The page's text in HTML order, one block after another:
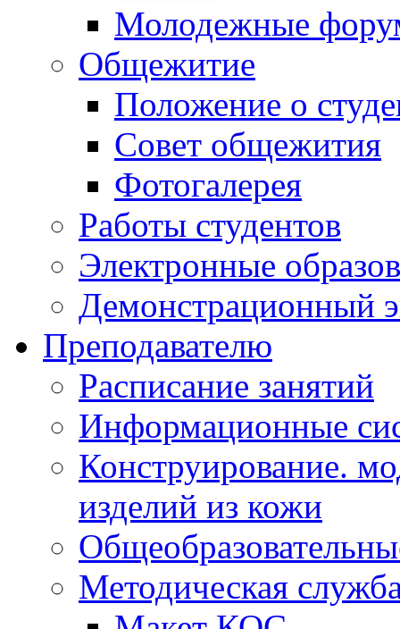
Молодежные
Общежитие
Положение о
Совет общежития
Фотогалерея
Работы студентов
Электронные
Демонстрационный
Преподавателю
Расписание занятий
Информационные
Конструирование.
изделий из кожи
Методическая